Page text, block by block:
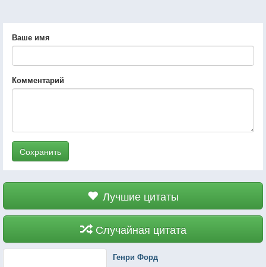
Ваше имя
Комментарий
Сохранить
Лучшие цитаты
Случайная цитата
Генри Форд